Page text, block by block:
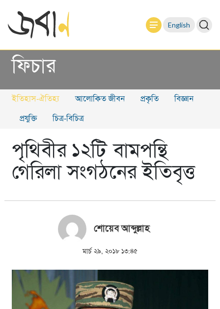
English
ফিচার
ইতিহাস-ঐতিহ্য আলোকিত জীবন প্রকৃতি বিজ্ঞান
প্রযুক্তি চিত্র-বিচিত্র
পৃথিবীর ১২টি বামপন্থি
গেরিলা সংগঠনের ইতিবৃত্ত
শোয়েব আব্দুল্লাহ
মার্চ ২৯, ২০১৮ ১৩:৪৫